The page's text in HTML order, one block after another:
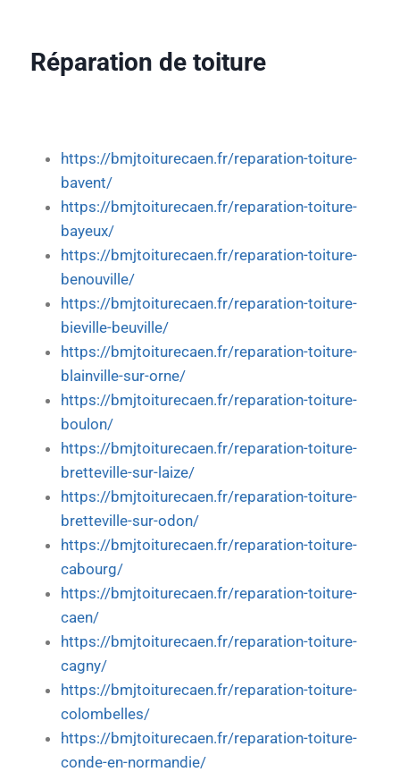
Réparation de toiture
https://bmjtoiturecaen.fr/reparation-toiture-
bavent/
https://bmjtoiturecaen.fr/reparation-toiture-
bayeux/
https://bmjtoiturecaen.fr/reparation-toiture-
benouville/
https://bmjtoiturecaen.fr/reparation-toiture-
bieville-beuville/
https://bmjtoiturecaen.fr/reparation-toiture-
blainville-sur-orne/
https://bmjtoiturecaen.fr/reparation-toiture-
boulon/
https://bmjtoiturecaen.fr/reparation-toiture-
bretteville-sur-laize/
https://bmjtoiturecaen.fr/reparation-toiture-
bretteville-sur-odon/
https://bmjtoiturecaen.fr/reparation-toiture-
cabourg/
https://bmjtoiturecaen.fr/reparation-toiture-
caen/
https://bmjtoiturecaen.fr/reparation-toiture-
cagny/
https://bmjtoiturecaen.fr/reparation-toiture-
colombelles/
https://bmjtoiturecaen.fr/reparation-toiture-
conde-en-normandie/